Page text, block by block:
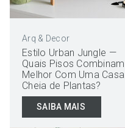
Arq & Decor
Estilo Urban Jungle —
Quais Pisos Combinam
Melhor Com Uma Casa
Cheia de Plantas?
SAIBA MAIS